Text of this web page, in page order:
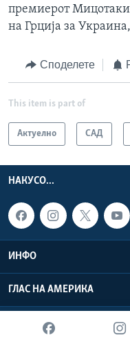
премиерот
на Грција за
Споделете
This item is part of
Актуелно САД
НАКУСО...
ИНФО
ГЛАС НА АМЕРИКА
Глас на Америка